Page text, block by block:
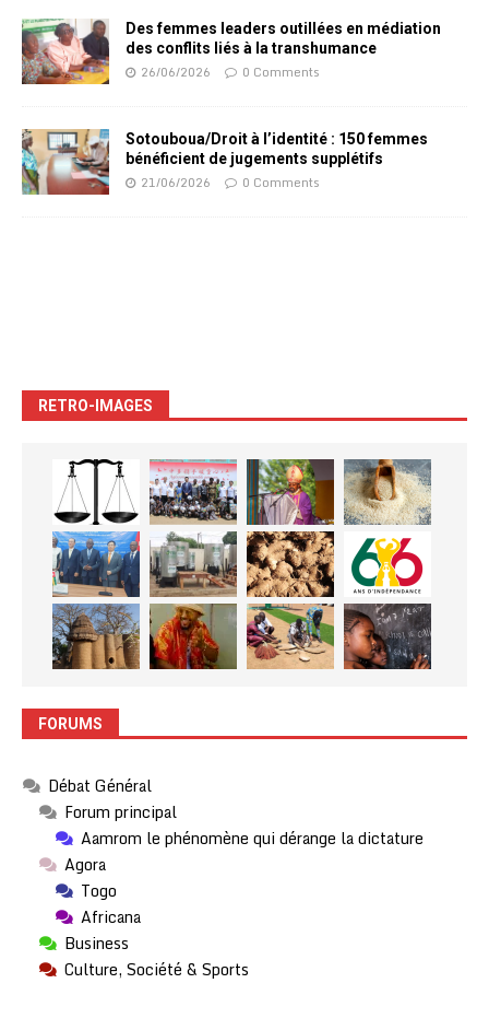
Des femmes leaders outillées en médiation
des conflits liés à la transhumance
26/06/2026 0 Comments
Sotouboua/Droit à l’identité : 150 femmes
bénéficient de jugements supplétifs
21/06/2026 0 Comments
RETRO-IMAGES
FORUMS
Débat Général
Forum principal
Aamrom le phénomène qui dérange la dictature
Agora
Togo
Africana
Business
Culture, Société & Sports